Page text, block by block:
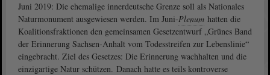
Juni 2019: Die ehemalige innerdeutsche Grenze soll als Nationales
Naturmonument ausgewiesen werden. Im Juni-Plenum hatten die
Koalitionsfraktionen den gemeinsamen Gesetzentwurf „Grünes Band
der Erinnerung Sachsen-Anhalt vom Todesstreifen zur Lebenslinie“
eingebracht. Ziel des Gesetzes: Die Erinnerung wachhalten und die
einzigartige Natur schützen. Danach hatte es teils kontroverse